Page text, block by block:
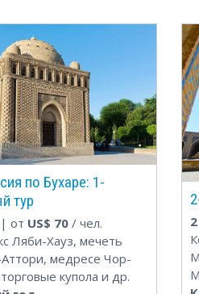
по Бухаре: 1-
тур
от US$ 70/ чел.
Ляби-Хауз, мечеть
медресе Чор-
купола и др.